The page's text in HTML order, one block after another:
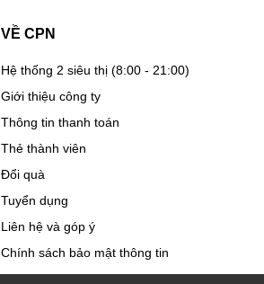
VỀ CPN
Hệ thống 2 siêu thị(8:00 - 21:00)
Giới thiệu công ty
Thông tin thanh toán
Thẻ thành viên
Đổi quà
Tuyển dụng
Liên hệ và góp ý
Chính sách bảo mật thông tin